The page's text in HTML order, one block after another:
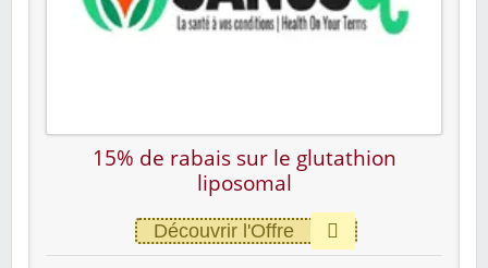
15% de rabais sur le glutathion
liposomal
Découvrir l'Offre